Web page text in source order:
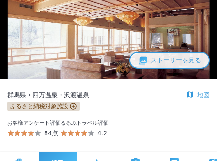
ストーリーを見る
群馬県 四万温泉・沢渡温泉 地図
ふるさと納税対象施設
お客様アンケート評価
84点
るるぶトラベル評価
4.2